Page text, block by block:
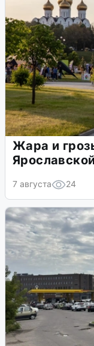
Жара и
7 августа 24